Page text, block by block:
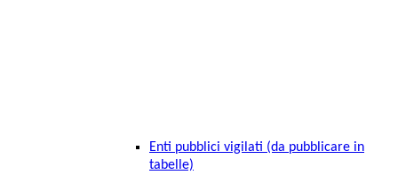
Enti pubblici vigilati (da pubblicare in
tabelle)